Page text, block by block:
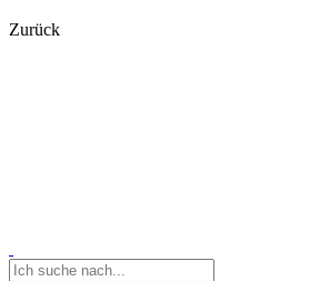
Zurück